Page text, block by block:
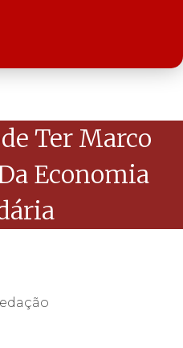
Ter Marco
Economia